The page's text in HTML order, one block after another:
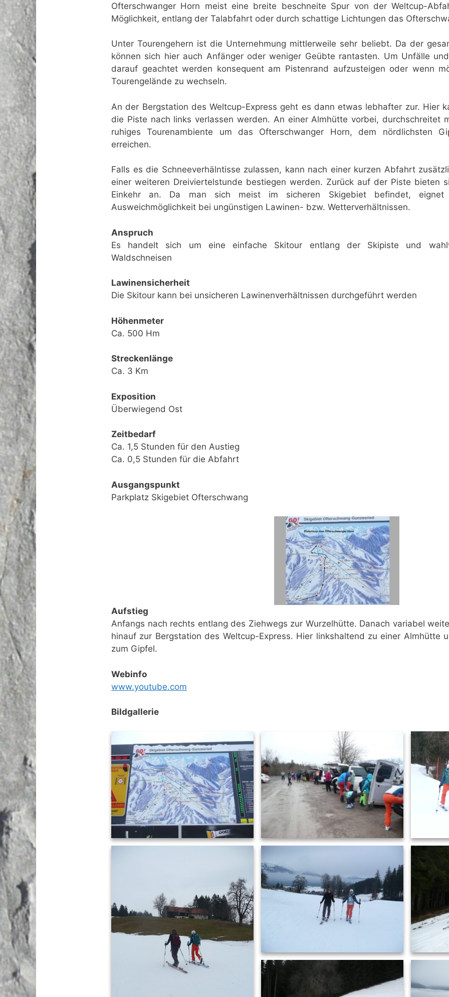
Ofterschwanger Horn meist eine breite beschneite Spur von der Weltcup-
Möglichkeit, entlang der Talabfahrt oder durch schattige Lichtungen das
Unter Tourengehern ist die Unternehmung mittlerweile sehr beliebt. Da der
können sich hier auch Anfänger oder weniger Geübte rantasten. Um Unfälle
darauf geachtet werden konsequent am Pistenrand aufzusteigen oder wenn
Tourengelände zu wechseln.
An der Bergstation des Weltcup-Express geht es dann etwas lebhafter zur. Hier
die Piste nach links verlassen werden. An einer Almhütte vorbei, durchschreitet
ruhiges Tourenambiente um das Ofterschwanger Horn, dem nördlichsten
erreichen.
Falls es die Schneeverhälntisse zulassen, kann nach einer kurzen Abfahrt
einer weiteren Dreiviertelstunde bestiegen werden. Zurück auf der Piste bieten
Einkehr an. Da man sich meist im sicheren Skigebiet befindet,
Ausweichmöglichkeit bei ungünstigen Lawinen- bzw. Wetterverhältnissen.
Anspruch
Es handelt sich um eine einfache Skitour entlang der Skipiste und
Waldschneisen
Lawinensicherheit
Die Skitour kann bei unsicheren Lawinenverhältnissen durchgeführt werden
Höhenmeter
Ca. 500 Hm
Streckenlänge
Ca. 3 Km
Exposition
Überwiegend Ost
Zeitbedarf
Ca. 1,5 Stunden für den Austieg
Ca. 0,5 Stunden für die Abfahrt
Ausgangspunkt
Parkplatz Skigebiet Ofterschwang
Aufstieg
Anfangs nach rechts entlang des Ziehwegs zur Wurzelhütte. Danach variabel
hinauf zur Bergstation des Weltcup-Express. Hier linkshaltend zu einer Almhütte
zum Gipfel.
Webinfo
www.youtube.com
Bildgallerie